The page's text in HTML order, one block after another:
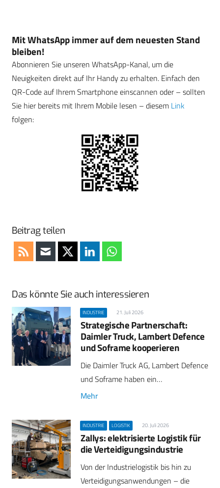
Mit WhatsApp immer auf dem neuesten Stand
bleiben!
Abonnieren Sie unseren WhatsApp-Kanal, um die
Neuigkeiten direkt auf Ihr Handy zu erhalten. Einfach den
QR-Code auf Ihrem Smartphone einscannen oder – sollten
Sie hier bereits mit Ihrem Mobile lesen – diesem Link
folgen:
Beitrag teilen
Das könnte Sie auch interessieren
INDUSTRIE 21. Juli 2026
Strategische Partnerschaft:
Daimler Truck, Lambert Defence
und Soframe kooperieren
Die Daimler Truck AG, Lambert Defence
und Soframe haben ein…
Mehr
INDUSTRIE LOGISTIK 20. Juli 2026
Zallys: elektrisierte Logistik für
die Verteidigungsindustrie
Von der Industrielogistik bis hin zu
Verteidigungsanwendungen – die